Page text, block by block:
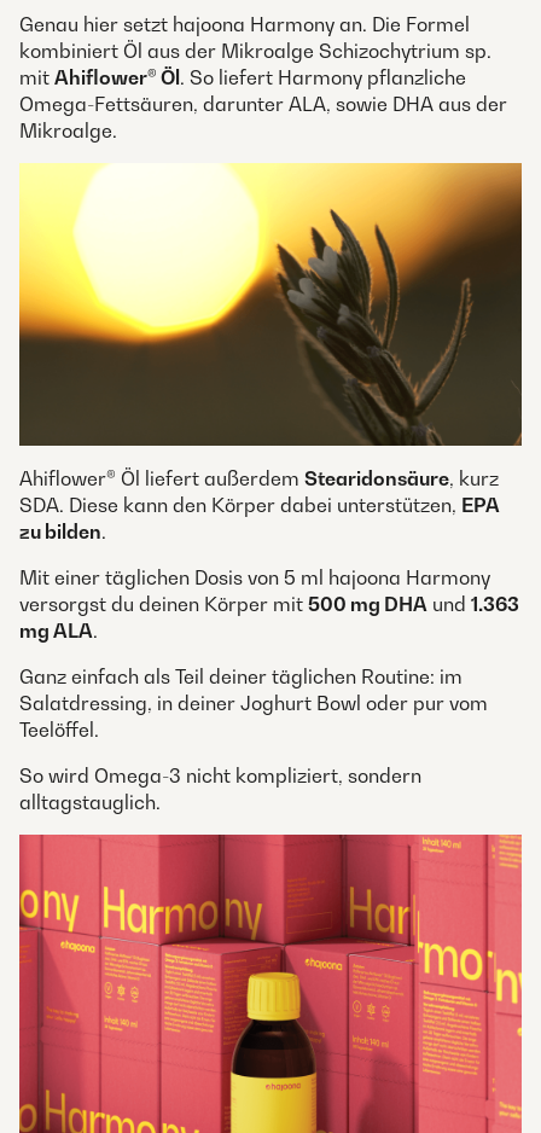
Genau hier setzt hajoona Harmony an. Die Formel
kombiniert Öl aus der Mikroalge Schizochytrium sp.
mit Ahiflower® Öl. So liefert Harmony pflanzliche
Omega-Fettsäuren, darunter ALA, sowie DHA aus der
Mikroalge.
Ahiflower® Öl liefert außerdem Stearidonsäure, kurz
SDA. Diese kann den Körper dabei unterstützen, EPA
zu bilden.
Mit einer täglichen Dosis von 5 ml hajoona Harmony
versorgst du deinen Körper mit 500 mg DHA und 1.363
mg ALA.
Ganz einfach als Teil deiner täglichen Routine: im
Salatdressing, in deiner Joghurt Bowl oder pur vom
Teelöffel.
So wird Omega-3 nicht kompliziert, sondern
alltagstauglich.